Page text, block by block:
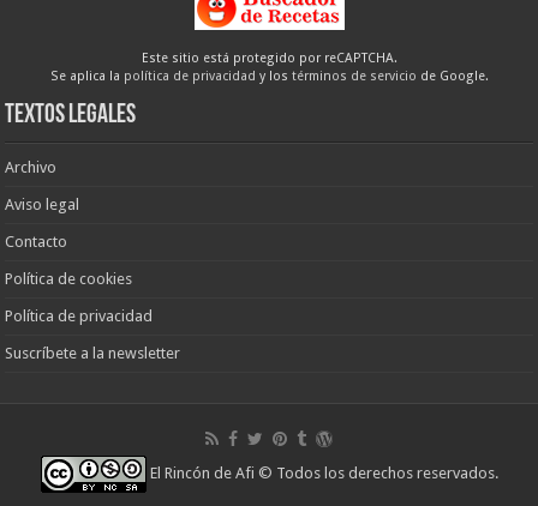
Este sitio está protegido por reCAPTCHA.
Se aplica la política de privacidad y los términos de servicio de Google.
Textos legales
Archivo
Aviso legal
Contacto
Política de cookies
Política de privacidad
Suscríbete a la newsletter
El Rincón de Afi © Todos los derechos reservados.